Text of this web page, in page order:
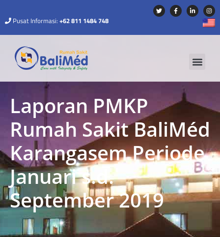
Pusat Informasi: +62 811 1484 748
Laporan PMKP
Rumah Sakit BaliMéd
Karangasem Periode
Januari s.d.
September 2019